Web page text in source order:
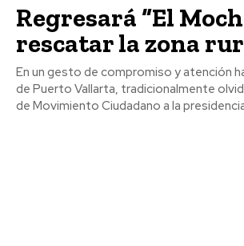
Regresará “El
rescatar la zona
En un gesto de compromiso y atención
de Puerto Vallarta, tradicionalmente
de Movimiento Ciudadano a la